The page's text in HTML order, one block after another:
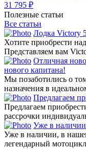
31 795 ₽
Полезные статьи
Все статьи
Лодка Victory
Хотите приобрести
Представляем вам
Отличная
нового капитана!
Мы позаботились о
назначения в
Предлагаем
Предлагаем
рассрочки
Уже в
Уже в наличии, в
легендарный